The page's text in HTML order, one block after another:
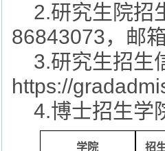
2.研究生院招
86843073，邮
3.研究生招生
https://
4.博士招生学
学院 招